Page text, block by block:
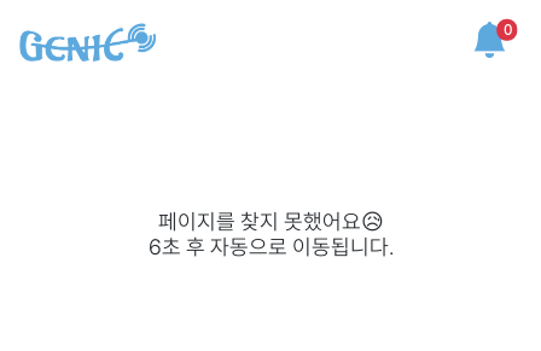
0
페이지를 찾지 못했어요😥
6초 후 자동으로 이동됩니다.